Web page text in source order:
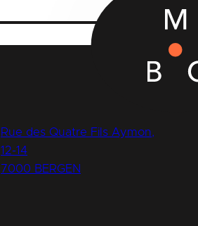
Rue des Quatre Fils Aymon,
12-14
7000 BERGEN